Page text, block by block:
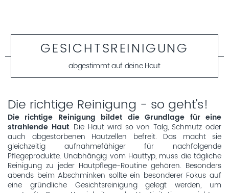
GESICHTSREINIGUNG
abgestimmt auf deine Haut
Die richtige Reinigung - so geht's!
Die richtige Reinigung bildet die Grundlage für eine
strahlende Haut. Die Haut wird so von Talg, Schmutz oder
auch abgestorbenen Hautzellen befreit. Das macht sie
gleichzeitig aufnahmefähiger für nachfolgende
Pflegeprodukte. Unabhängig vom Hauttyp, muss die tägliche
Reinigung zu jeder Hautpflege-Routine gehören. Besonders
abends beim Abschminken sollte ein besonderer Fokus auf
eine gründliche Gesichtsreinigung gelegt werden, um